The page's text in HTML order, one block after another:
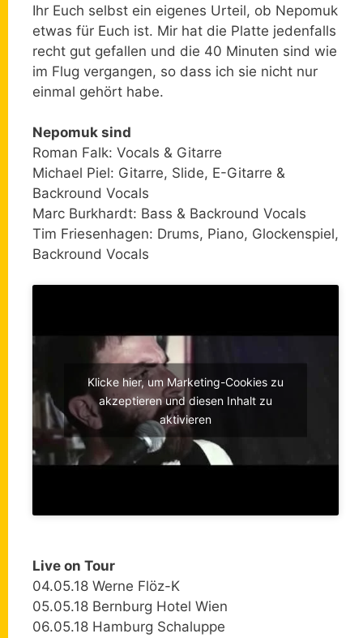
Ihr Euch selbst ein eigenes Urteil, ob Nepomuk
etwas für Euch ist. Mir hat die Platte jedenfalls
recht gut gefallen und die 40 Minuten sind wie
im Flug vergangen, so dass ich sie nicht nur
einmal gehört habe.
Nepomuk sind
Roman Falk: Vocals & Gitarre
Michael Piel: Gitarre, Slide, E-Gitarre &
Backround Vocals
Marc Burkhardt: Bass & Backround Vocals
Tim Friesenhagen: Drums, Piano, Glockenspiel,
Backround Vocals
Klicke hier, um Marketing-Cookies zu
akzeptieren und diesen Inhalt zu
aktivieren
Live on Tour
04.05.18 Werne Flöz-K
05.05.18 Bernburg Hotel Wien
06.05.18 Hamburg Schaluppe